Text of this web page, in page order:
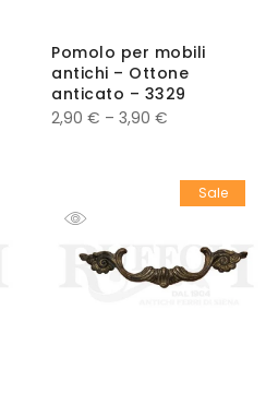
Pomolo per mobili
antichi – Ottone
anticato – 3329
2,90 € – 3,90 €
Sale